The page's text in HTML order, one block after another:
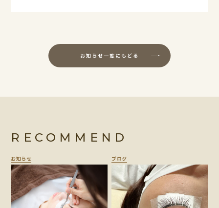
お知らせ一覧にもどる
RECOMMEND
お知らせ ブログ